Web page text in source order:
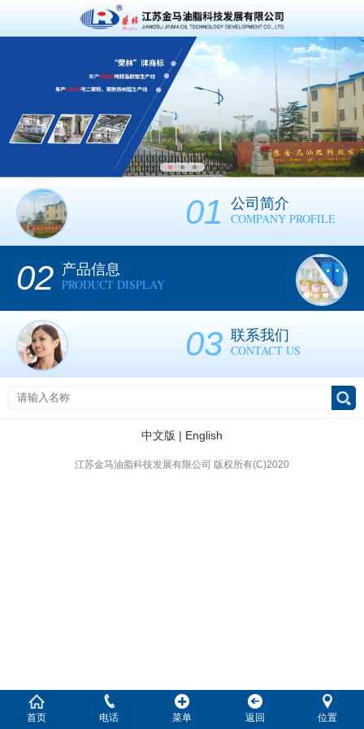
01 公司简介
COMPANY PROFILE
02 产品信息
PRODUCT DISPLAY
03 联系我们
CONTACT US
中文版 | English
江苏金马油脂科技发展有限公司 版权所有(C)2020
首页 电话 菜单 返回 位置